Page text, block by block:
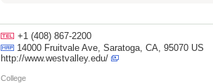
+1 (408) 867-2200
14000 Fruitvale Ave, Saratoga, CA, 95070 US
http://www.westvalley.edu/
College